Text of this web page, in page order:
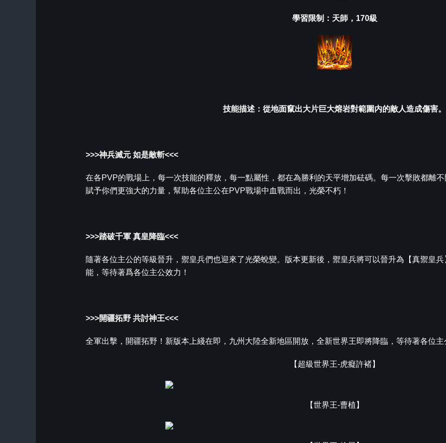
學習限制：天師，170級
技能描述：從地面竄出大片巨大熔岩對範圍内的敵人造成傷害。
>>>神兵滅元 如是敵斬<<<
在各PVP的戰場上，每一次技能的釋放，每一點屬性，都在為勝利的天平增加砝碼。每一次擊敗都離
賦予你們更強大的力量，幫助各位主公在PVP戰場中血戰而出，光榮不朽！
>>>踏破千軍 真皇降臨<<<
隨著各位主公的等級晉升，禦皇兵們也迎來了光榮蛻變。版本更新後，禦皇兵將可以晉升為【真禦皇
能，等待著爲各位主公效力！
>>>開疆拓野 共討神王<<<
全軍出擊，開疆拓野！新版本上綫在即，九州大陸全新地區開放，全新世界王即將降臨，等待著各位
【超級世界王-虎癡許褚】
【世界王-曹植】